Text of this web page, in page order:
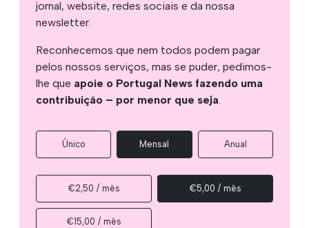
jornal, website, redes sociais e da nossa
newsletter.
Reconhecemos que nem todos podem pagar
pelos nossos serviços, mas se puder, pedimos-
lhe que apoie o Portugal News fazendo uma
contribuição – por menor que seja.
Único Mensal Anual
€2,50 / mês €5,00 / mês
€15,00 / mês